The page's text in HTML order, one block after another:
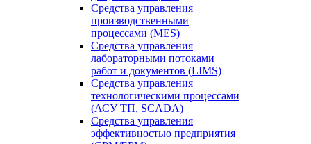
Средства управления
производственными
процессами (MES)
Средства управления
лабораторными потоками
работ и документов (LIMS)
Средства управления
технологическими процессами
(АСУ ТП, SCADA)
Средства управления
эффективностью предприятия